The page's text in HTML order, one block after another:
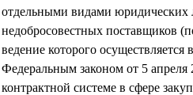
отдельными видами юридических
недобросовестных поставщиков
ведение которого осуществляется
Федеральным законом от 5
контрактной системе в сфере